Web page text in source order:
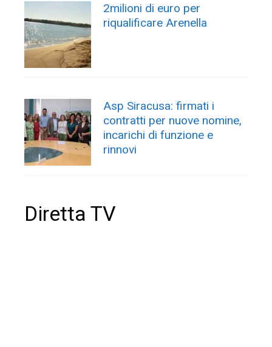
2milioni di euro per
riqualificare Arenella
Asp Siracusa: firmati i
contratti per nuove nomine,
incarichi di funzione e
rinnovi
Diretta TV